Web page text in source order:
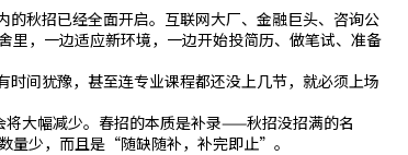
秋招已经全面开启。互联网大厂、金融巨头、咨询公
里，一边适应新环境，一边开始投简历、做笔试、准备
间犹豫，甚至连专业课程都还没上几节，就必须上场
大幅减少。春招的本质是补录——秋招没招满的名
量少，而且是“随缺随补，补完即止”。